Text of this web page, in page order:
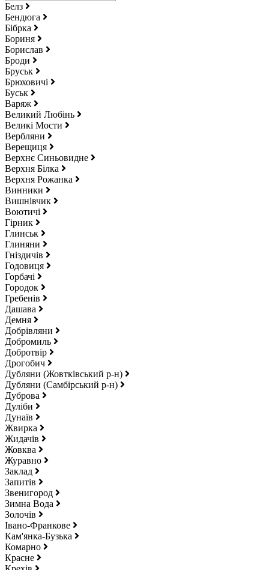
Белз
Бендюга
Бібрка
Бориня
Борислав
Броди
Бруськ
Брюховичі
Буськ
Варяж
Великий Любінь
Великі Мости
Вербляни
Верещиця
Верхнє Синьовидне
Верхня Білка
Верхня Рожанка
Винники
Вишнівчик
Воютичі
Гірник
Глинськ
Глиняни
Гніздичів
Годовиця
Горбачі
Городок
Гребенів
Дашава
Демня
Добрівляни
Добромиль
Добротвір
Дрогобич
Дубляни (Жовтківський р-н)
Дубляни (Самбірський р-н)
Дуброва
Дуліби
Дунаїв
Жвирка
Жидачів
Жовква
Журавно
Заклад
Запитів
Звенигород
Зимна Вода
Золочів
Івано-Франкове
Кам'янка-Бузька
Комарно
Красне